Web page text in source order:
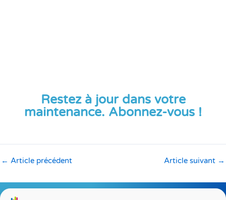
Restez à jour dans votre
maintenance. Abonnez-vous !
← Article précédent Article suivant →